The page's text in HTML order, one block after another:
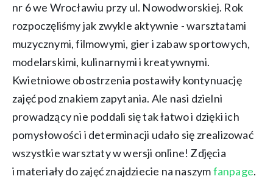
nr 6 we Wrocławiu przy ul. Nowodworskiej. Rok
rozpoczęliśmy jak zwykle aktywnie - warsztatami
muzycznymi, filmowymi, gier i zabaw sportowych,
modelarskimi, kulinarnymi i kreatywnymi.
Kwietniowe obostrzenia postawiły kontynuację
zajęć pod znakiem zapytania. Ale nasi dzielni
prowadzący nie poddali się tak łatwo i dzięki ich
pomysłowości i determinacji udało się zrealizować
wszystkie warsztaty w wersji online! Zdjęcia
i materiały do zajęć znajdziecie na naszymfanpage.